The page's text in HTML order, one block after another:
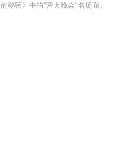
秘密》中的“营火晚会”名场面。